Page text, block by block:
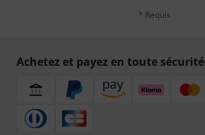
* Requis
Achetez et payez en toute sécurité